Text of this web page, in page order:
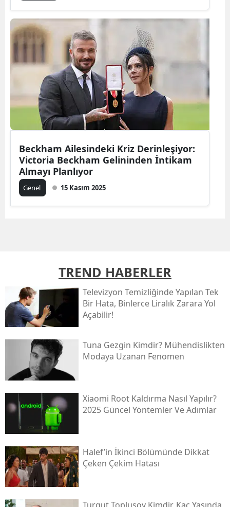
Beckham Ailesindeki Kriz Derinleşiyor:
Victoria Beckham Gelininden İntikam
Almayı Planlıyor
Genel 15 Kasım 2025
TREND HABERLER
Televizyon Temizliğinde Yapılan Tek
Bir Hata, Binlerce Liralık Zarara Yol
Açabilir!
Tuna Gezgin Kimdir? Mühendislikten
Modaya Uzanan Fenomen
Xiaomi Root Kaldırma Nasıl Yapılır?
2025 Güncel Yöntemler Ve Adımlar
Halef’in İkinci Bölümünde Dikkat
Çeken Çekim Hatası